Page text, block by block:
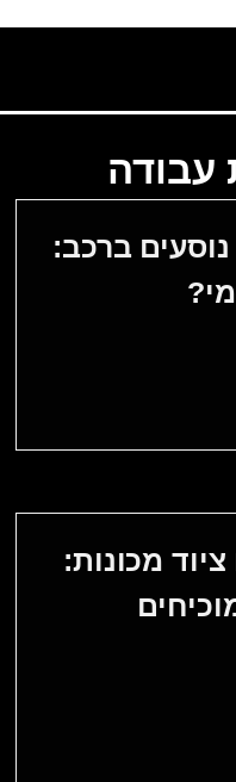
עבודה
ברכב:
מכונות: